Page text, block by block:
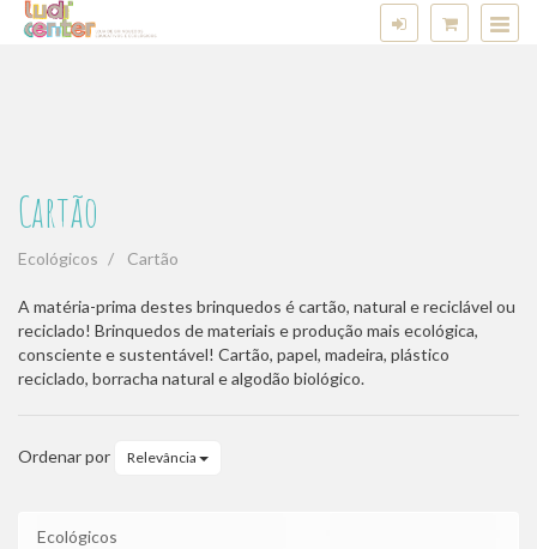
Cartão
Cartão
Ecológicos Cartão
A matéria-prima destes brinquedos é cartão, natural e reciclável ou
reciclado! Brinquedos de materiais e produção mais ecológica,
consciente e sustentável! Cartão, papel, madeira, plástico
reciclado, borracha natural e algodão biológico.
Ordenar por Relevância
Ecológicos